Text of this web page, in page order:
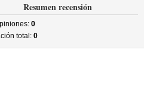
Resumen recensión
0
total: 0